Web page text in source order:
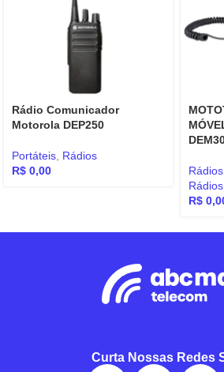
Rádio Comunicador
Motorola DEP250
Portáteis Rádios
R$ 0,00
Rádios
R$
Curta Nossas Redes